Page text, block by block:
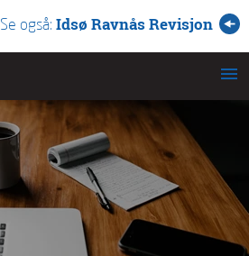
Se også: Idsø Ravnås Revisjon